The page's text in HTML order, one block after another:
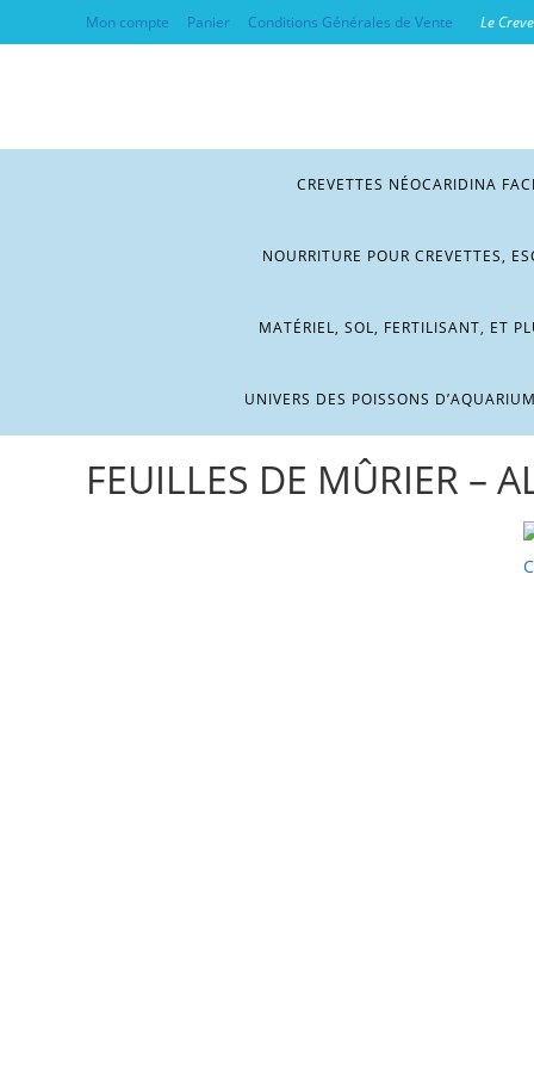
Mon compte Panier Conditions Générales de Vente Le
CREVETTES NÉOCARIDINA
NOURRITURE POUR CREVETTES,
MATÉRIEL, SOL, FERTILISANT, ET
UNIVERS DES POISSONS
FEUILLES DE MÛRIER –